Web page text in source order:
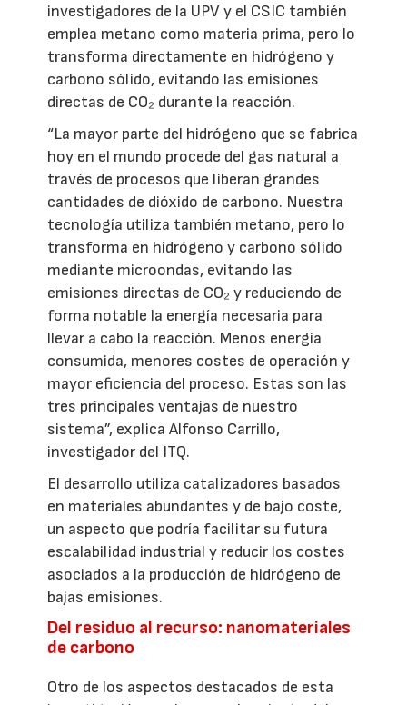
investigadores de la UPV y el CSIC también
emplea metano como materia prima, pero lo
transforma directamente en hidrógeno y
carbono sólido, evitando las emisiones
directas de CO₂ durante la reacción.
“La mayor parte del hidrógeno que se fabrica
hoy en el mundo procede del gas natural a
través de procesos que liberan grandes
cantidades de dióxido de carbono. Nuestra
tecnología utiliza también metano, pero lo
transforma en hidrógeno y carbono sólido
mediante microondas, evitando las
emisiones directas de CO₂ y reduciendo de
forma notable la energía necesaria para
llevar a cabo la reacción. Menos energía
consumida, menores costes de operación y
mayor eficiencia del proceso. Estas son las
tres principales ventajas de nuestro
sistema”, explica Alfonso Carrillo,
investigador del ITQ.
El desarrollo utiliza catalizadores basados
en materiales abundantes y de bajo coste,
un aspecto que podría facilitar su futura
escalabilidad industrial y reducir los costes
asociados a la producción de hidrógeno de
bajas emisiones.
Del residuo al recurso: nanomateriales
de carbono
Otro de los aspectos destacados de esta